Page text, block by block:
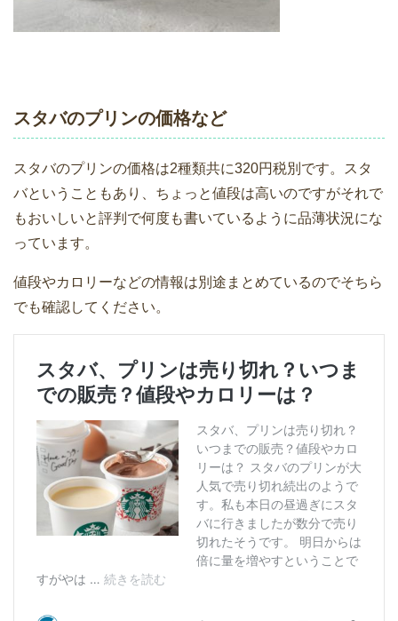
スタバのプリンの価格など
スタバのプリンの価格は2種類共に320円税別です。スタ
バということもあり、ちょっと値段は高いのですがそれで
もおいしいと評判で何度も書いているように品薄状況にな
っています。
値段やカロリーなどの情報は別途まとめているのでそちら
でも確認してください。